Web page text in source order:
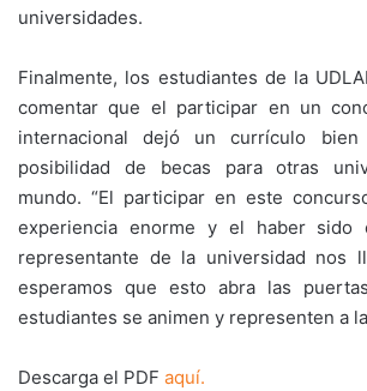
universidades.
Finalmente, los estudiantes de la
comentar que el participar en un
internacional dejó un currículo
posibilidad de becas para otras
mundo. “El participar en este
experiencia enorme y el haber sido
representante de la universidad nos
esperamos que esto abra las
estudiantes se animen y representen a la
Descarga el PDF aquí.